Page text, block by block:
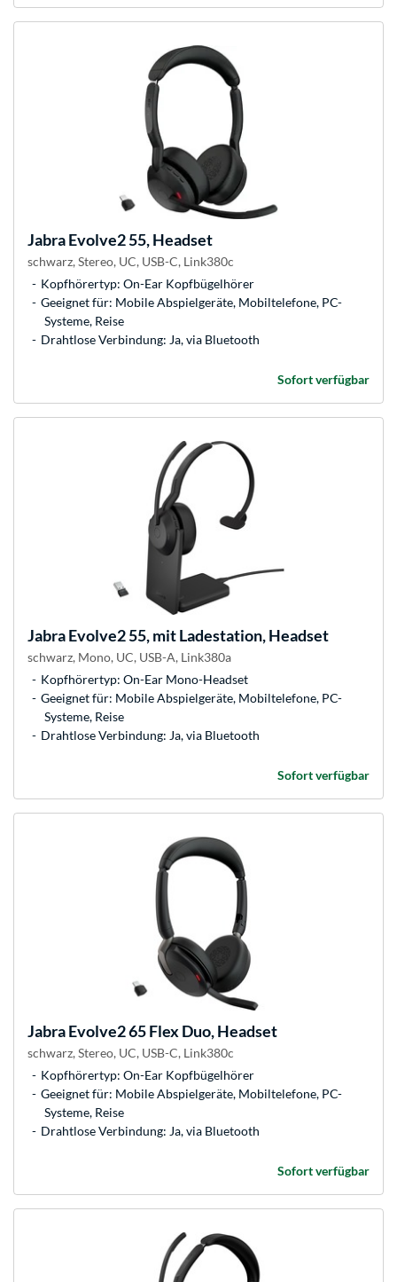
JabraEvolve2 55, Headset
schwarz, Stereo, UC, USB-C, Link380c
Kopfhörertyp: On-Ear Kopfbügelhörer
Geeignet für: Mobile Abspielgeräte, Mobiltelefone, PC-
Systeme, Reise
Drahtlose Verbindung: Ja, via Bluetooth
Sofort verfügbar
JabraEvolve2 55, mit Ladestation, Headset
schwarz, Mono, UC, USB-A, Link380a
Kopfhörertyp: On-Ear Mono-Headset
Geeignet für: Mobile Abspielgeräte, Mobiltelefone, PC-
Systeme, Reise
Drahtlose Verbindung: Ja, via Bluetooth
Sofort verfügbar
JabraEvolve2 65 Flex Duo, Headset
schwarz, Stereo, UC, USB-C, Link380c
Kopfhörertyp: On-Ear Kopfbügelhörer
Geeignet für: Mobile Abspielgeräte, Mobiltelefone, PC-
Systeme, Reise
Drahtlose Verbindung: Ja, via Bluetooth
Sofort verfügbar